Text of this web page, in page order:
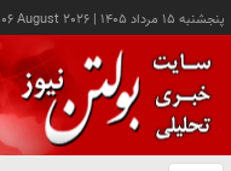
پنجشنبه ۱۵ مرداد ۱۴۰۵ |
August 2026